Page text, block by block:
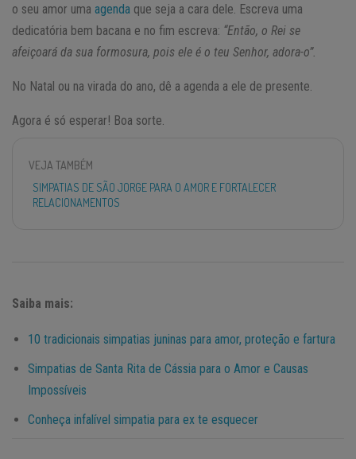
o seu amor uma agenda que seja a cara dele. Escreva uma
dedicatória bem bacana e no fim escreva: “Então, o Rei se
afeiçoará da sua formosura, pois ele é o teu Senhor, adora-o”.
No Natal ou na virada do ano, dê a agenda a ele de presente.
Agora é só esperar! Boa sorte.
VEJA TAMBÉM
SIMPATIAS DE SÃO JORGE PARA O AMOR E FORTALECER
RELACIONAMENTOS
Saiba mais:
10 tradicionais simpatias juninas para amor, proteção e fartura
Simpatias de Santa Rita de Cássia para o Amor e Causas
Impossíveis
Conheça infalível simpatia para ex te esquecer